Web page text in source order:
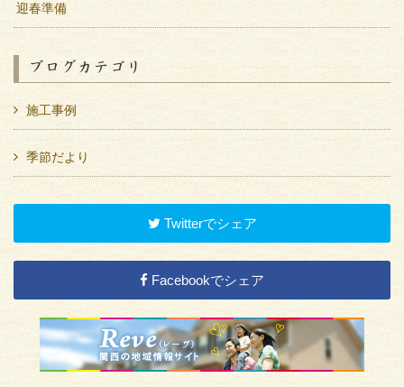
迎春準備
ブログカテゴリ
施工事例
季節だより
Twitterでシェア
Facebookでシェア